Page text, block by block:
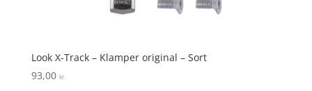
Look X-Track – Klamper original – Sort
93,00 kr.